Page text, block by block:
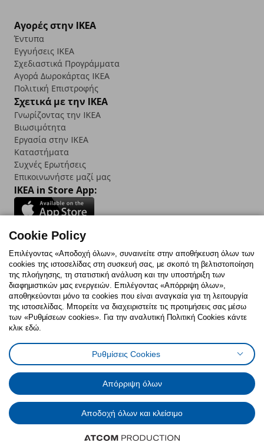
Αγορές στην IKEA
Έντυπα
Εγγυήσεις IKEA
Σχεδιαστικά Προγράμματα
Αγορά Δωρoκάρτας IKEA
Πολιτική Επιστροφής
Σχετικά με την IKEA
Γνωρίζοντας την IKEA
Βιωσιμότητα
Εργασία στην IKEA
Καταστήματα
Συχνές Ερωτήσεις
Επικοινωνήστε μαζί μας
IKEA in Store App:
Follow us:
FacebookInstagram
TikTokYoutubePinterestTwitter
Πολιτική CookiesΔήλωση ψηφιακής προσβασιμότητας
Ρυθμίσεις cookiesΌροι Χρήσης
Γενική Πολιτική Προσωπικών Δεδομένων
Πολιτική Προσωπικών Δεδομένων για ΙΚΕΑ.gr
Κώδικας Καταναλωτικής Δεοντολογίας
© Inter-IKEA Systems B.V. 1999 - 2025
Cookie Policy
Επιλέγοντας «Αποδοχή όλων», συναινείτε στην αποθήκευση όλων των
cookies της ιστοσελίδας στη συσκευή σας, με σκοπό τη βελτιστοποίηση
της πλοήγησης, τη στατιστική ανάλυση και την υποστήριξη των
διαφημιστικών μας ενεργειών. Επιλέγοντας «Απόρριψη όλων»,
αποθηκεύονται μόνο τα cookies που είναι αναγκαία για τη λειτουργία
της ιστοσελίδας. Μπορείτε να διαχειριστείτε τις προτιμήσεις σας μέσω
των «Ρυθμίσεων cookies». Για την αναλυτική Πολιτική Cookies κάντε
κλικ εδώ.
Ρυθμίσεις Cookies
Απόρριψη όλων
Αποδοχή όλων και κλείσιμο